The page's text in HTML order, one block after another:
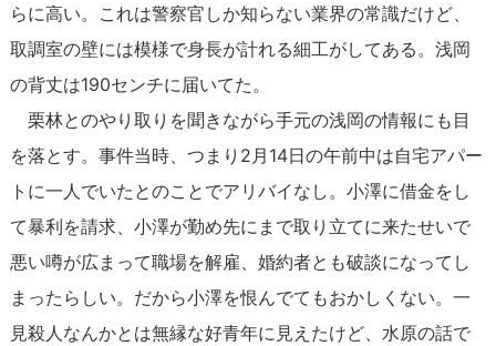
らに高い。これは警察官しか知らない業界の常識だけど、
取調室の壁には模様で身長が計れる細工がしてある。浅岡
の背丈は190センチに届いてた。
栗林とのやり取りを聞きながら手元の浅岡の情報にも目
を落とす。事件当時、つまり2月14日の午前中は自宅アパー
トに一人でいたとのことでアリバイなし。小澤に借金をし
て暴利を請求、小澤が勤め先にまで取り立てに来たせいで
悪い噂が広まって職場を解雇、婚約者とも破談になってし
まったらしい。だから小澤を恨んでてもおかしくない。一
見殺人なんかとは無縁な好青年に見えたけど、水原の話で